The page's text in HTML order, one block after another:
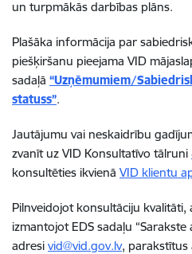
un turpmākās darbības plāns.
Plašāka informācija par
piešķiršanu pieejama VID
sadaļā “Uzņēmumiem/
statuss”.
Jautājumu vai neskaidrību
zvanīt uz VID Konsultatīvo tālruni
konsultēties ikvienā VID klientu
Pilnveidojot konsultāciju
izmantojot EDS sadaļu “Sarakste
adresi vid@vid.gov.lv,